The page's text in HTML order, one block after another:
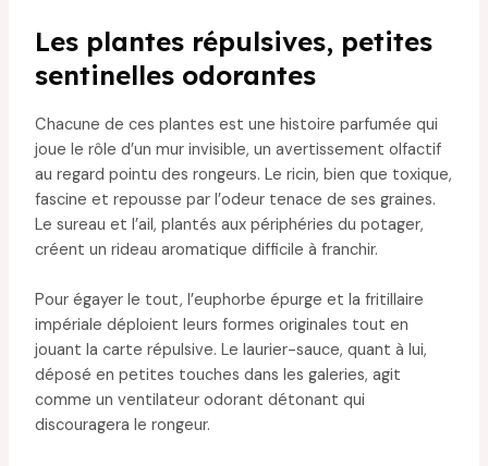
Les plantes répulsives, petites
sentinelles odorantes
Chacune de ces plantes est une histoire parfumée qui
joue le rôle d’un mur invisible, un avertissement olfactif
au regard pointu des rongeurs. Le ricin, bien que toxique,
fascine et repousse par l’odeur tenace de ses graines.
Le sureau et l’ail, plantés aux périphéries du potager,
créent un rideau aromatique difficile à franchir.
Pour égayer le tout, l’euphorbe épurge et la fritillaire
impériale déploient leurs formes originales tout en
jouant la carte répulsive. Le laurier-sauce, quant à lui,
déposé en petites touches dans les galeries, agit
comme un ventilateur odorant détonant qui
discouragera le rongeur.